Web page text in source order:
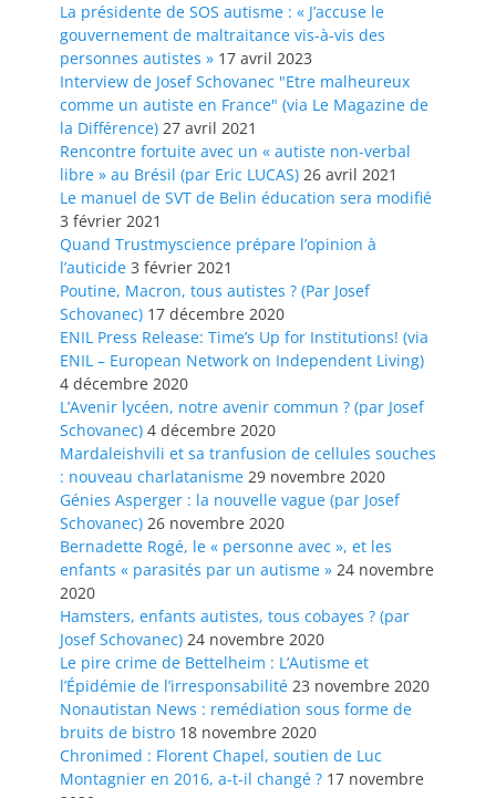
La présidente de SOS autisme : « J’accuse le
gouvernement de maltraitance vis-à-vis des
personnes autistes » 17 avril 2023
Interview de Josef Schovanec "Etre malheureux
comme un autiste en France" (via Le Magazine de
la Différence) 27 avril 2021
Rencontre fortuite avec un « autiste non-verbal
libre » au Brésil (par Eric LUCAS) 26 avril 2021
Le manuel de SVT de Belin éducation sera modifié
3 février 2021
Quand Trustmyscience prépare l’opinion à
l’auticide 3 février 2021
Poutine, Macron, tous autistes ? (Par Josef
Schovanec) 17 décembre 2020
ENIL Press Release: Time’s Up for Institutions! (via
ENIL – European Network on Independent Living)
4 décembre 2020
L’Avenir lycéen, notre avenir commun ? (par Josef
Schovanec) 4 décembre 2020
Mardaleishvili et sa tranfusion de cellules souches
: nouveau charlatanisme 29 novembre 2020
Génies Asperger : la nouvelle vague (par Josef
Schovanec) 26 novembre 2020
Bernadette Rogé, le « personne avec », et les
enfants « parasités par un autisme » 24 novembre
2020
Hamsters, enfants autistes, tous cobayes ? (par
Josef Schovanec) 24 novembre 2020
Le pire crime de Bettelheim : L’Autisme et
l’Épidémie de l’irresponsabilité 23 novembre 2020
Nonautistan News : remédiation sous forme de
bruits de bistro 18 novembre 2020
Chronimed : Florent Chapel, soutien de Luc
Montagnier en 2016, a-t-il changé ? 17 novembre